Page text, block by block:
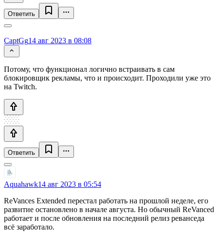
Ответить
CaptGg14 авг 2023 в 08:08
Потому, что функционал логично встраивать в сам
блокировщик рекламы, что и происходит. Проходили уже это
на Twitch.
Ответить
Aquahawk14 авг 2023 в 05:54
ReVances Extended перестал работать на прошлой неделе, его
развитие остановлено в начале августа. Но обычный ReVanced
работает и после обновления на последний релиз реванседа
всё заработало.